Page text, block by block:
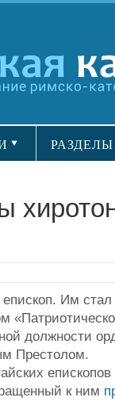
РАЗДЕЛЫ
Им
должности
Престолом.
к ним